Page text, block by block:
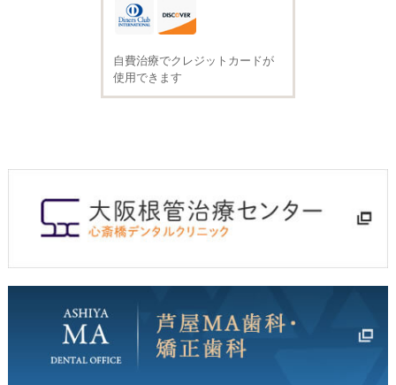
自費治療でクレジットカードが
使用できます